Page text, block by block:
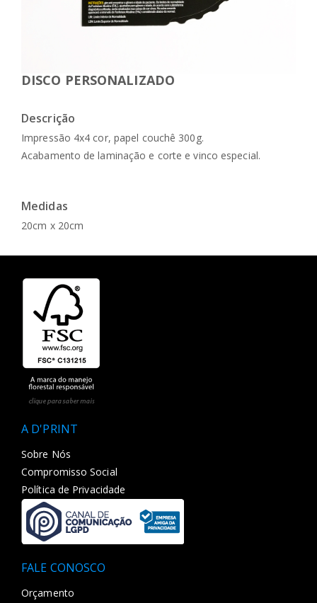
DISCO PERSONALIZADO
Descrição
Impressão 4x4 cor, papel couchê 300g.
Acabamento de laminação e corte e vinco especial.
Medidas
20cm x 20cm
A D'PRINT
Sobre Nós
Compromisso Social
Política de Privacidade
FALE CONOSCO
Orçamento